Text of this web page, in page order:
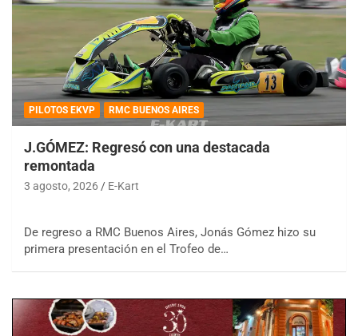
PILOTOS EKVP RMC BUENOS AIRES
J.GÓMEZ: Regresó con una destacada
remontada
3 agosto, 2026 E-Kart
De regreso a RMC Buenos Aires, Jonás Gómez hizo su
primera presentación en el Trofeo de…